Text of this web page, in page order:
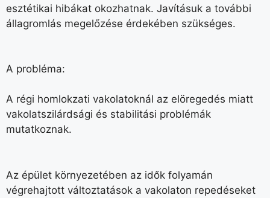
esztétikai hibákat okozhatnak. Javításuk a további
állagromlás megelőzése érdekében szükséges.
A probléma:
A régi homlokzati vakolatoknál az elöregedés miatt
vakolatszilárdsági és stabilitási problémák
mutatkoznak.
Az épület környezetében az idők folyamán
végrehajtott változtatások a vakolaton repedéseket